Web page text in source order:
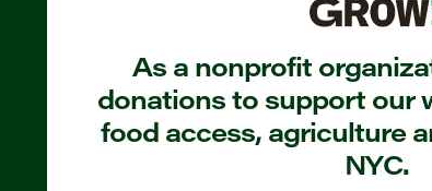
As a nonprofit
donations to support our
food access, agriculture
NYC.